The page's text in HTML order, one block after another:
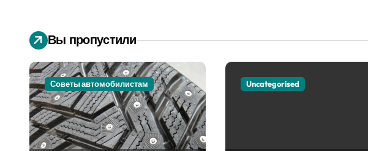
Вы пропустили
Советы автомобилистам Uncategorised